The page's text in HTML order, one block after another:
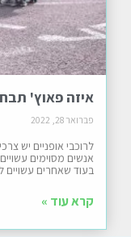
איזה פאוץ'
פברואר 28, 2022
לרוכבי אופניים יש
אנשים מסוימים
בעוד שאחרים עשויים
קרא עוד »